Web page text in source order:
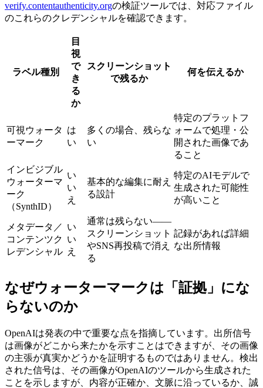
verify.contentauthenticity.orgの検証ツールでは、対応ファイル
のこれらのクレデンシャルを確認できます。
ラベル種別
目
視
で
き
る
か
スクリーンショット
で残るか
何を伝えるか
可視ウォータ
ーマーク
は
い
多くの場合、残らな
い
特定のプラットフ
ォームで処理・公
開された画像であ
ること
インビジブル
ウォーターマ
ーク
（SynthID）
い
い
え
基本的な編集に耐え
る設計
特定のAIモデルで
生成された可能性
が高いこと
メタデータ／
コンテンツク
レデンシャル
い
い
え
通常は残らない——
スクリーンショット
やSNS再投稿で消え
る
記録があれば詳細
な出所情報
なぜウォーターマークは「証拠」にな
らないのか
OpenAIは発表の中で重要な点を指摘しています。出所信号
は画像がどこから来たかを示すことはできますが、その画像
の主張が真実かどうかを証明するものではありません。検出
された信号は、その画像がOpenAIのツールから生成された
ことを示しますが、内容が正確か、文脈に沿っているか、誠